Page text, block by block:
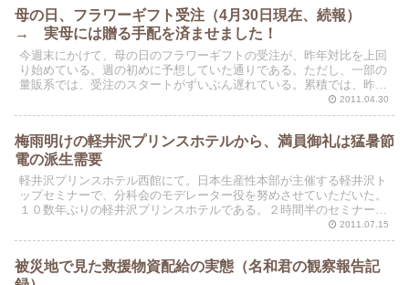
母の日、フラワーギフト受注（4月30日現在、続報）
→ 実母には贈る手配を済ませました！
今週末にかけて、母の日のフラワーギフトの受注が、昨年対比を上回
り始めている。週の初めに予想していた通りである。ただし、一部の
量販系では、受注のスタートがずいぶん遅れている。累積では、昨年
2011.04.30
梅雨明けの軽井沢プリンスホテルから、満員御礼は猛暑節
電の派生需要
軽井沢プリンスホテル西館にて。日本生産性本部が主催する軽井沢ト
ップセミナーで、分科会のモデレーター役を努めさせていただいた。
１０数年ぶりの軽井沢プリンスホテルである。２時間半のセミナーに
2011.07.15
被災地で見た救援物資配給の実態（名和君の観察報告記